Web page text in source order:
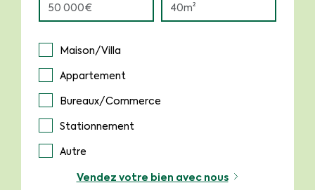
Maison/Villa
Appartement
Bureaux/Commerce
Stationnement
Autre
Vendez votre bien avec nous